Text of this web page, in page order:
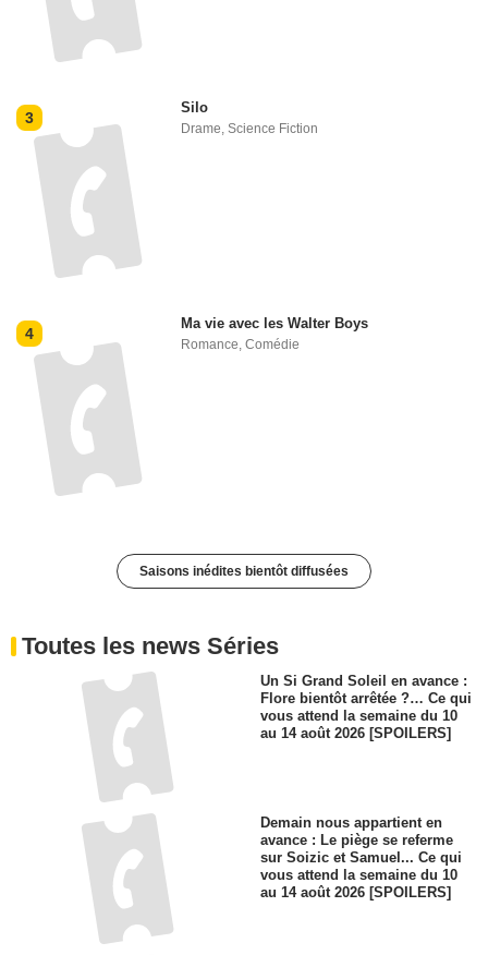
3
Silo
Drame,Science Fiction
4
Ma vie avec les Walter Boys
Romance,Comédie
Saisons inédites bientôt diffusées
Toutes les news Séries
Un Si Grand Soleil en avance :
Flore bientôt arrêtée ?… Ce qui
vous attend la semaine du 10
au 14 août 2026 [SPOILERS]
Demain nous appartient en
avance : Le piège se referme
sur Soizic et Samuel... Ce qui
vous attend la semaine du 10
au 14 août 2026 [SPOILERS]